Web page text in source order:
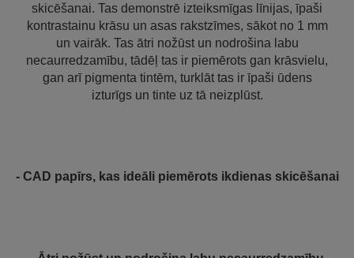
skicēšanai. Tas demonstrē izteiksmīgas līnijas, īpaši
kontrastainu krāsu un asas rakstzīmes, sākot no 1 mm
un vairāk. Tas ātri nožūst un nodrošina labu
necaurredzamību, tādēļ tas ir piemērots gan krāsvielu,
gan arī pigmenta tintēm, turklāt tas ir īpaši ūdens
izturīgs un tinte uz tā neizplūst.
- CAD papīrs, kas ideāli piemērots ikdienas skicēšanai